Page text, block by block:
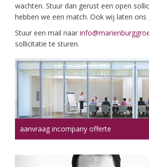
wachten. Stuur dan gerust een open
hebben we een match. Ook wij laten ons
Stuur een mail naar
sollicitatie te sturen.
aanvraag incompany offerte